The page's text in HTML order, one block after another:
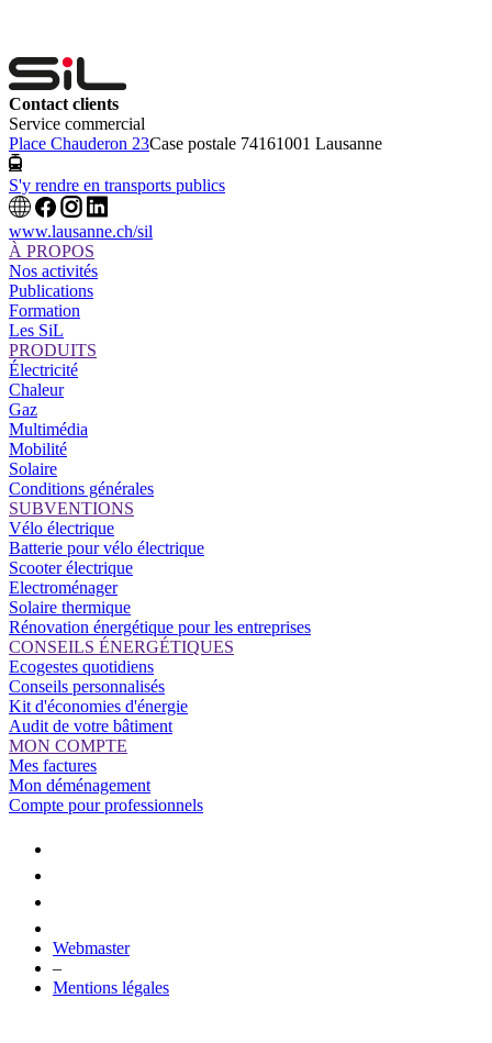
Contact clients
Service commercial
Place Chauderon 23Case postale 74161001 Lausanne
S'y rendre en transports publics
www.lausanne.ch/sil
À PROPOS
Nos activités
Publications
Formation
Les SiL
PRODUITS
Électricité
Chaleur
Gaz
Multimédia
Mobilité
Solaire
Conditions générales
SUBVENTIONS
Vélo électrique
Batterie pour vélo électrique
Scooter électrique
Electroménager
Solaire thermique
Rénovation énergétique pour les entreprises
CONSEILS ÉNERGÉTIQUES
Ecogestes quotidiens
Conseils personnalisés
Kit d'économies d'énergie
Audit de votre bâtiment
MON COMPTE
Mes factures
Mon déménagement
Compte pour professionnels
Webmaster
–
Mentions légales